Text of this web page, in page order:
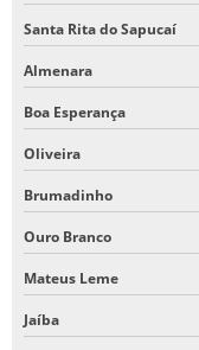
Santa Rita do Sapucaí
Almenara
Boa Esperança
Oliveira
Brumadinho
Ouro Branco
Mateus Leme
Jaíba